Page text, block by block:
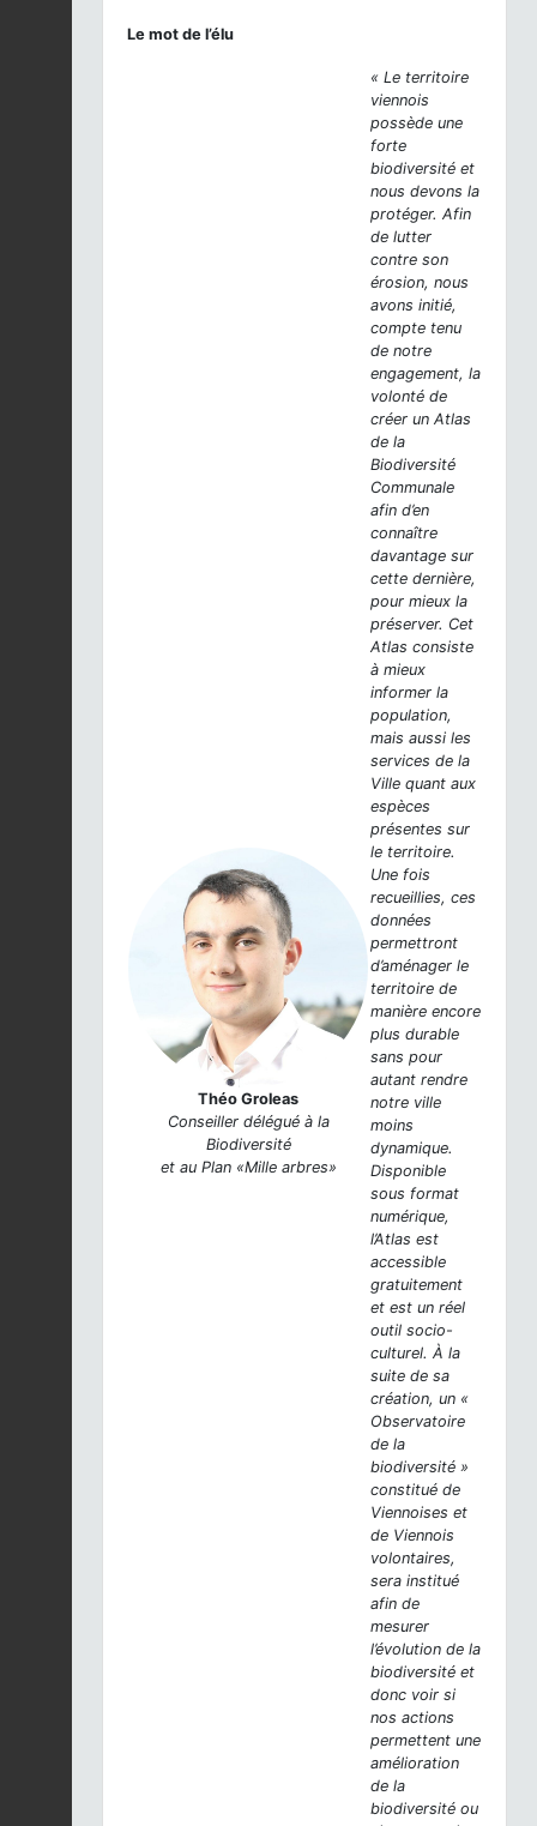
Le mot de l’élu
Théo Groleas
Conseiller délégué à la
Biodiversité
et au Plan «Mille arbres»
« Le territoire
viennois
possède une
forte
biodiversité et
nous devons la
protéger. Afin
de lutter
contre son
érosion, nous
avons initié,
compte tenu
de notre
engagement, la
volonté de
créer un Atlas
de la
Biodiversité
Communale
afin d’en
connaître
davantage sur
cette dernière,
pour mieux la
préserver. Cet
Atlas consiste
à mieux
informer la
population,
mais aussi les
services de la
Ville quant aux
espèces
présentes sur
le territoire.
Une fois
recueillies, ces
données
permettront
d’aménager le
territoire de
manière encore
plus durable
sans pour
autant rendre
notre ville
moins
dynamique.
Disponible
sous format
numérique,
l’Atlas est
accessible
gratuitement
et est un réel
outil socio-
culturel. À la
suite de sa
création, un «
Observatoire
de la
biodiversité »
constitué de
Viennoises et
de Viennois
volontaires,
sera institué
afin de
mesurer
l’évolution de la
biodiversité et
donc voir si
nos actions
permettent une
amélioration
de la
biodiversité ou